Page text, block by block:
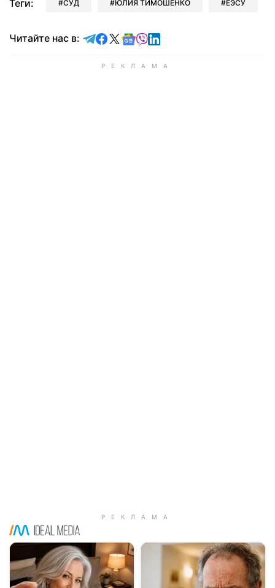
Теги: СУД ЮЛИЯ ТИМОШЕНКО ЕЭСУ
Читайте нас в: Читайте в Telegram
Читайте в Facebook
Читайте в X
Читайте в Google news
Читайте в Viber
Читайте в LinkedIn